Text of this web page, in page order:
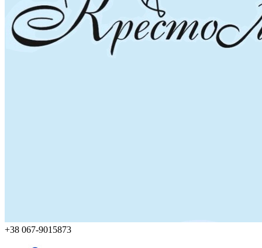
+38 067-9015873